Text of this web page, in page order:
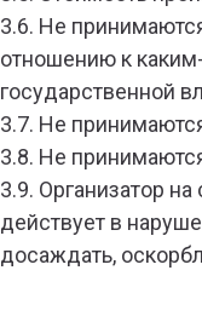
3.6. Не
отношению к
государственной
3.7. Не
3.8. Не
3.9. Организатор
действует в
досаждать,